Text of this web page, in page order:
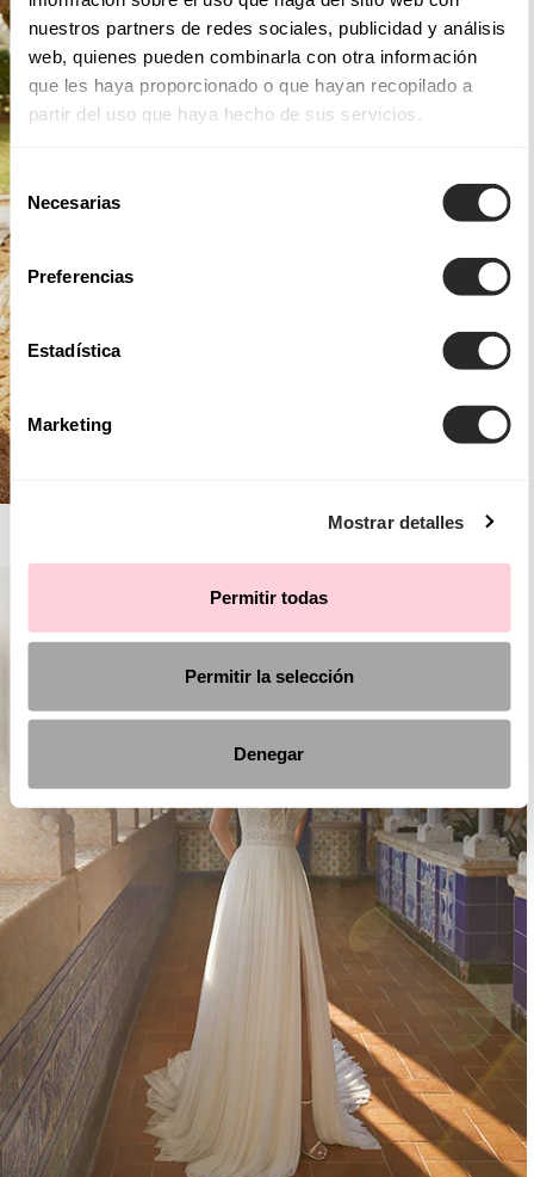
nuestros partners de redes sociales, publicidad y análisis
web, quienes pueden combinarla con otra información
que les haya proporcionado o que hayan recopilado a
partir del uso que haya hecho de sus servicios.
Selección
de
consentimiento
Necesarias
Preferencias
Estadística
Marketing
Mostrar detalles
Permitir todas
Permitir la selección
Denegar